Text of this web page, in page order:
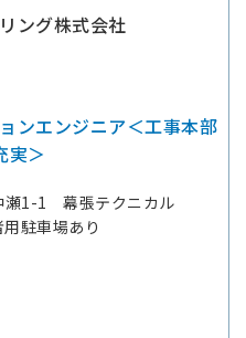
ング株式会社
ンエンジニア＜工事本部
実＞
瀬1-1 幕張テクニカル
駐車場あり